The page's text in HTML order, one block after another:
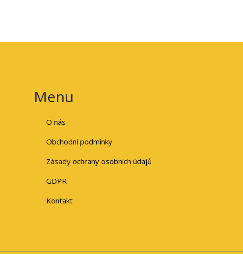
Menu
O nás
Obchodní podmínky
Zásady ochrany osobních údajů
GDPR
Kontakt